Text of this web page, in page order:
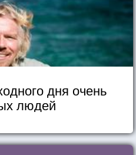
дня очень
людей